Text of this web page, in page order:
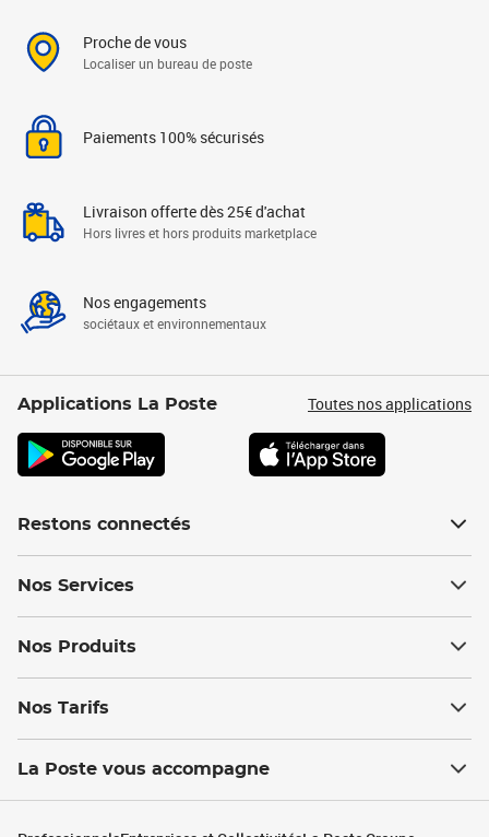
Proche de vous
Localiser un bureau de poste
Paiements 100% sécurisés
Livraison offerte dès 25€ d'achat
Hors livres et hors produits marketplace
Nos engagements
sociétaux et environnementaux
Applications La Poste Toutes nos applications
Restons connectés
Nos Services
Nos Produits
Nos Tarifs
La Poste vous accompagne